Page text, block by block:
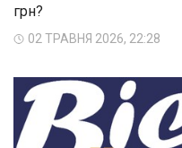
грн?
02 ТРАВНЯ 2026, 22:28